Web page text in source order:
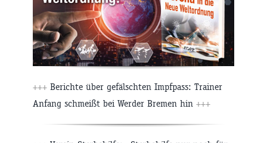
+++ Berichte über gefälschten Impfpass: Trainer
Anfang schmeißt bei Werder Bremen hin +++